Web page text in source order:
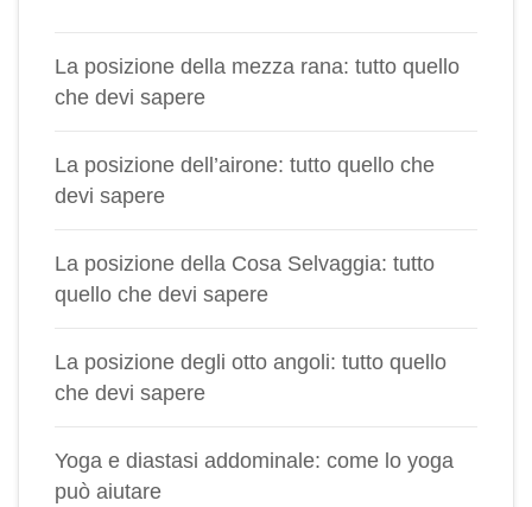
La posizione della mezza rana: tutto quello
che devi sapere
La posizione dell’airone: tutto quello che
devi sapere
La posizione della Cosa Selvaggia: tutto
quello che devi sapere
La posizione degli otto angoli: tutto quello
che devi sapere
Yoga e diastasi addominale: come lo yoga
può aiutare